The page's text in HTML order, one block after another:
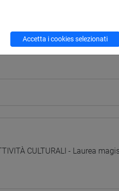
CULTURALI - Laurea
Accetta i cookies selezionati